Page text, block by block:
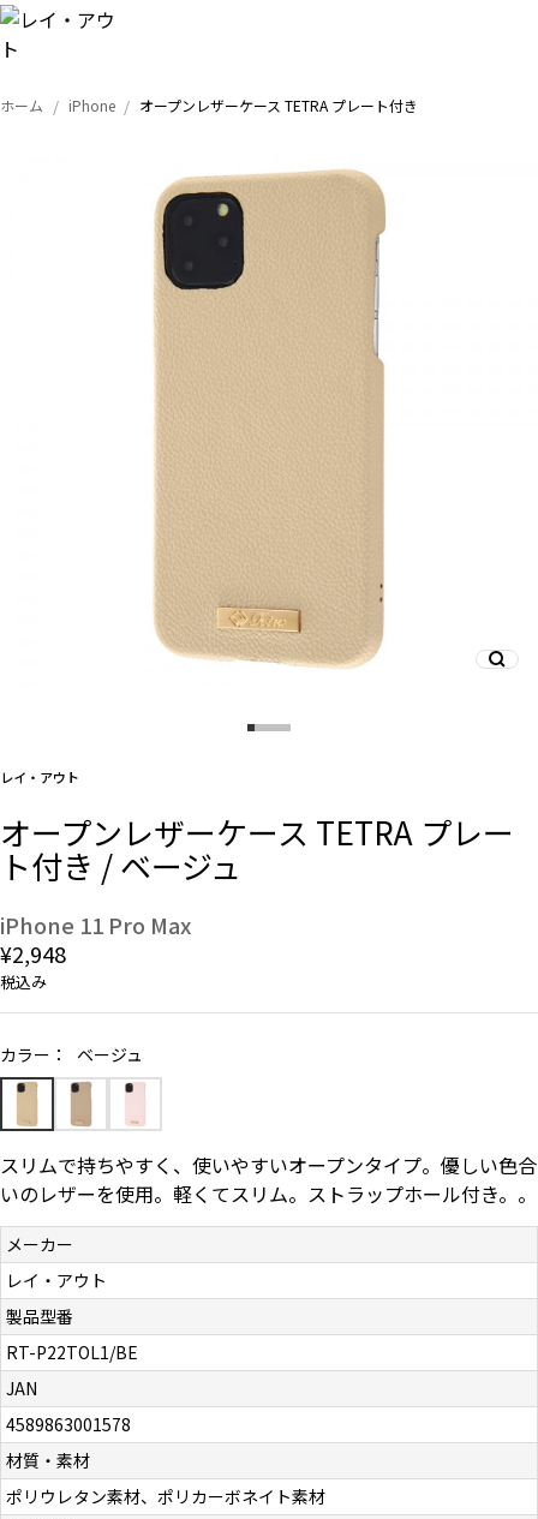
デザインから探す
事業内容
会社概要
よくある質問
お問い合わせ（一般の皆様）
お問い合わせ（企業様）
プライバシーポリシー
ホーム iPhone オープンレザーケース TETRA プレート付き
レイ・アウト
オープンレザーケース TETRA プレー
ト付き / ベージュ
iPhone 11 Pro Max
¥2,948
税込み
カラー： ベージュ
スリムで持ちやすく、使いやすいオープンタイプ。優しい色合
いのレザーを使用。軽くてスリム。ストラップホール付き。。
メーカー
レイ・アウト
製品型番
RT-P22TOL1/BE
JAN
4589863001578
材質・素材
ポリウレタン素材、ポリカーボネイト素材